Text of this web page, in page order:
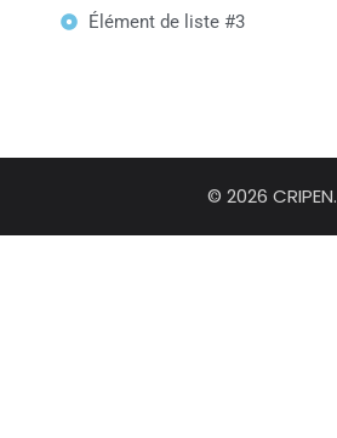
Élément de liste #3
© 2026 CRIPEN.